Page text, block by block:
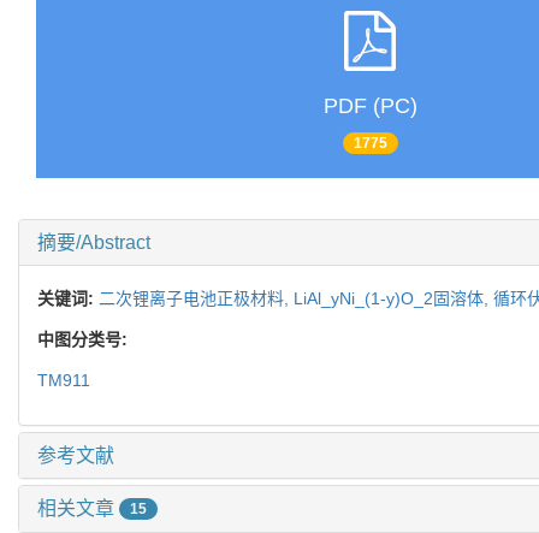
PDF (PC)
1775
摘要/Abstract
关键词: 二次锂离子电池正极材料, LiAl_yNi_(1-y)O_2固溶体, 循环
中图分类号:
TM911
参考文献
相关文章 15